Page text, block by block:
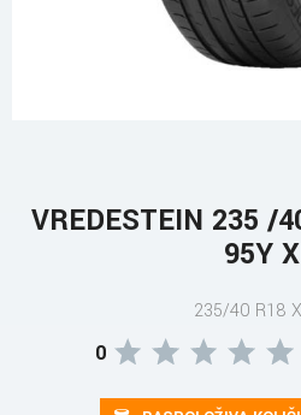
VREDESTEIN 235 /
95Y
235/40 R18
0